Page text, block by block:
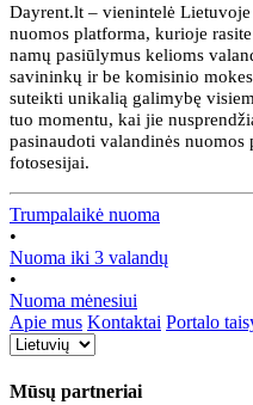
Dayrent.lt – vienintelė
nuomos platforma, kurioje
namų pasiūlymus kelioms
savininkų ir be komisinio
suteikti unikalią galimybę
tuo momentu, kai jie
pasinaudoti valandinės nuomos
fotosesijai.
Trumpalaikė nuoma
•
Nuoma iki 3 valandų
•
Nuoma mėnesiui
Apie mus Kontaktai Portalo
Mūsų partneriai